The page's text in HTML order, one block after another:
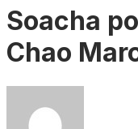
Soacha
Chao